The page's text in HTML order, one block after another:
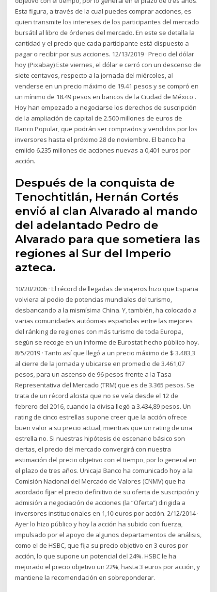
Esta figura, a través de la cual puedes comprar acciones, es
quien transmite los intereses de los participantes del mercado
bursátil al libro de órdenes del mercado. En este se detalla la
cantidad y el precio que cada participante está dispuesto a
pagar o recibir por sus acciones. 12/13/2019 · Precio del dólar
hoy (Pixabay) Este viernes, el dólar e cerró con un descenso de
siete centavos, respecto a la jornada del miércoles, al
venderse en un precio máximo de 19.41 pesos y se compró en
un mínimo de 18.49 pesos en bancos de la Ciudad de México .
Hoy han empezado a negociarse los derechos de suscripción
de la ampliación de capital de 2.500 millones de euros de
Banco Popular, que podrán ser comprados y vendidos por los
inversores hasta el próximo 28 de noviembre. El banco ha
emiido 6.235 millones de acciones nuevas a 0,401 euros por
acción.
Después de la conquista de
Tenochtitlán, Hernán Cortés
envió al clan Alvarado al mando
del adelantado Pedro de
Alvarado para que sometiera las
regiones al Sur del Imperio
azteca.
10/20/2006 · El récord de llegadas de viajeros hizo que España
volviera al podio de potencias mundiales del turismo,
desbancando a la mismísima China. Y, también, ha colocado a
varias comunidades autóomas españolas entre las mejores
del ránking de regiones con más turismo de toda Europa,
según se recoge en un informe de Eurostat hecho público hoy.
8/5/2019 · Tanto así que llegó a un precio máximo de $ 3.483,3
al cierre de la jornada y ubicarse en promedio de 3.461,07
pesos, para un ascenso de 96 pesos frente a la Tasa
Representativa del Mercado (TRM) que es de 3.365 pesos. Se
trata de un récord alcista que no se veía desde el 12 de
febrero del 2016, cuando la divisa llegó a 3.434,89 pesos. Un
rating de cinco estrellas supone creer que la acción ofrece
buen valor a su precio actual, mientras que un rating de una
estrella no. Si nuestras hipótesis de escenario básico son
ciertas, el precio del mercado convergirá con nuestra
estimación del precio objetivo con el tiempo, por lo general en
el plazo de tres años. Unicaja Banco ha comunicado hoy a la
Comisión Nacional del Mercado de Valores (CNMV) que ha
acordado fijar el precio definitivo de su oferta de suscripción y
admisión a negociación de acciones (la “Oferta”) dirigida a
inversores institucionales en 1,10 euros por acción. 2/12/2014 ·
Ayer lo hizo público y hoy la acción ha subido con fuerza,
impulsado por el apoyo de algunos departamentos de análisis,
como el de HSBC, que fija su precio objetivo en 3 euros por
acción, lo que supone un potencial del 24%. HSBC le ha
mejorado el precio objetivo un 22%, hasta 3 euros por acción, y
mantiene la recomendación en sobreponderar.